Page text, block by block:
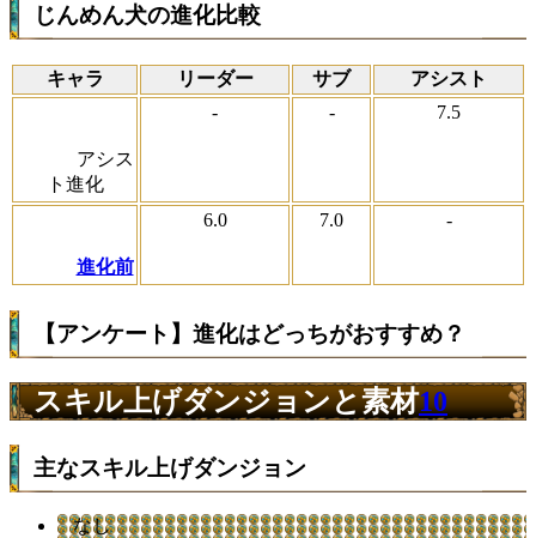
じんめん犬の進化比較
キャラ リーダー サブ アシスト
アシス
ト進化
- - 7.5
進化前
6.0 7.0 -
【アンケート】進化はどっちがおすすめ？
スキル上げダンジョンと素材10
主なスキル上げダンジョン
なし